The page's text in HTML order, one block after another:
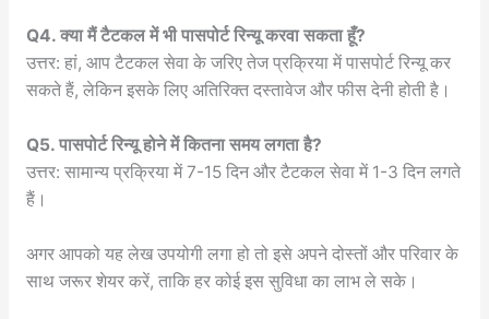
Q4. क्या मैं टैटकल में भी पासपोर्ट रिन्यू करवा सकता हूँ?
उत्तर: हां, आप टैटकल सेवा के जरिए तेज प्रक्रिया में पासपोर्ट रिन्यू कर
सकते हैं, लेकिन इसके लिए अतिरिक्त दस्तावेज और फीस देनी होती है।
Q5. पासपोर्ट रिन्यू होने में कितना समय लगता है?
उत्तर: सामान्य प्रक्रिया में 7-15 दिन और टैटकल सेवा में 1-3 दिन लगते
हैं।
अगर आपको यह लेख उपयोगी लगा हो तो इसे अपने दोस्तों और परिवार के
साथ जरूर शेयर करें, ताकि हर कोई इस सुविधा का लाभ ले सके।